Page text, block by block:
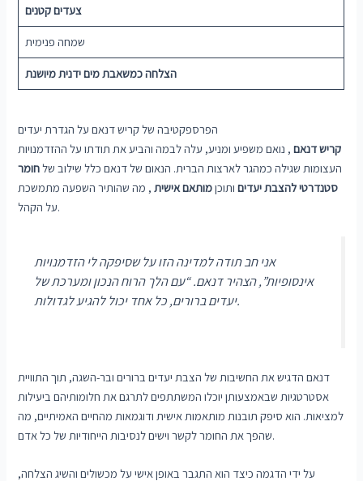
צעדים קטנים
שמחה פנימית
הצלחה כמשאבת מים ידנית מיושנת
הפרספקטיבה של קריש דנאם על הגדרת יעדים
קריש דנאם, נואם משפיע ומניע, עלה לבמה והביע את תודתו על ההזדמנויות
העצומות שגילה כמהגר לארצות הברית. הנאום של דנאם כלל שילוב שלחומר
סטנדרטי להצבת יעדיםותוכןמותאם אישית, מה שהותיר השפעה מתמשכת
על הקהל.
אני חב תודה למדינה הזו על שסיפקה לי הזדמנויות
אינסופיות”, הצהיר דנאם. “עם הלך הרוח הנכון ומערכת של
יעדים ברורים, כל אחד יכול להגיע לגדולות.
דנאם הדגיש את החשיבות של הצבת יעדים ברורים ובר-השגה, תוך התוויית
אסטרטגיות שבאמצעותן יוכלו המשתתפים לתרגם את חלומותיהם ביעילות
למציאות. הוא סיפק תובנות מותאמות אישית ודוגמאות מהחיים האמיתיים, מה
שהפך את החומר לקשר וישים לנסיבות הייחודיות של כל אדם.
על ידי הדגמה כיצד הוא התגבר באופן אישי על מכשולים והשיג הצלחה,